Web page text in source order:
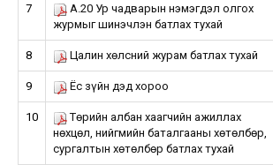
7
А.20 Ур чадварын нэмэгдэл олгох
журмыг шинэчлэн батлах тухай
8 Цалин хөлсний журам батлах тухай
9 Ёс зүйн дэд хороо
10
Төрийн албан хаагчийн ажиллах
нөхцөл, нийгмийн баталгааны хөтөлбөр,
сургалтын хөтөлбөр батлах тухай